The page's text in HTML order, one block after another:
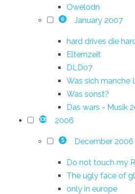
Owelodn
6 January 2007
hard drives die
Elternzeit
DLD07
Was sich manche
Was sonst?
Das wars - Musik
108 2006
5 December 2006
Do not touch my
The ugly face of
only in europe